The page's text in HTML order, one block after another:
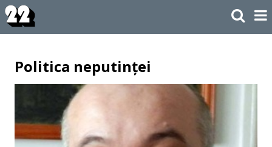
Politica neputinței